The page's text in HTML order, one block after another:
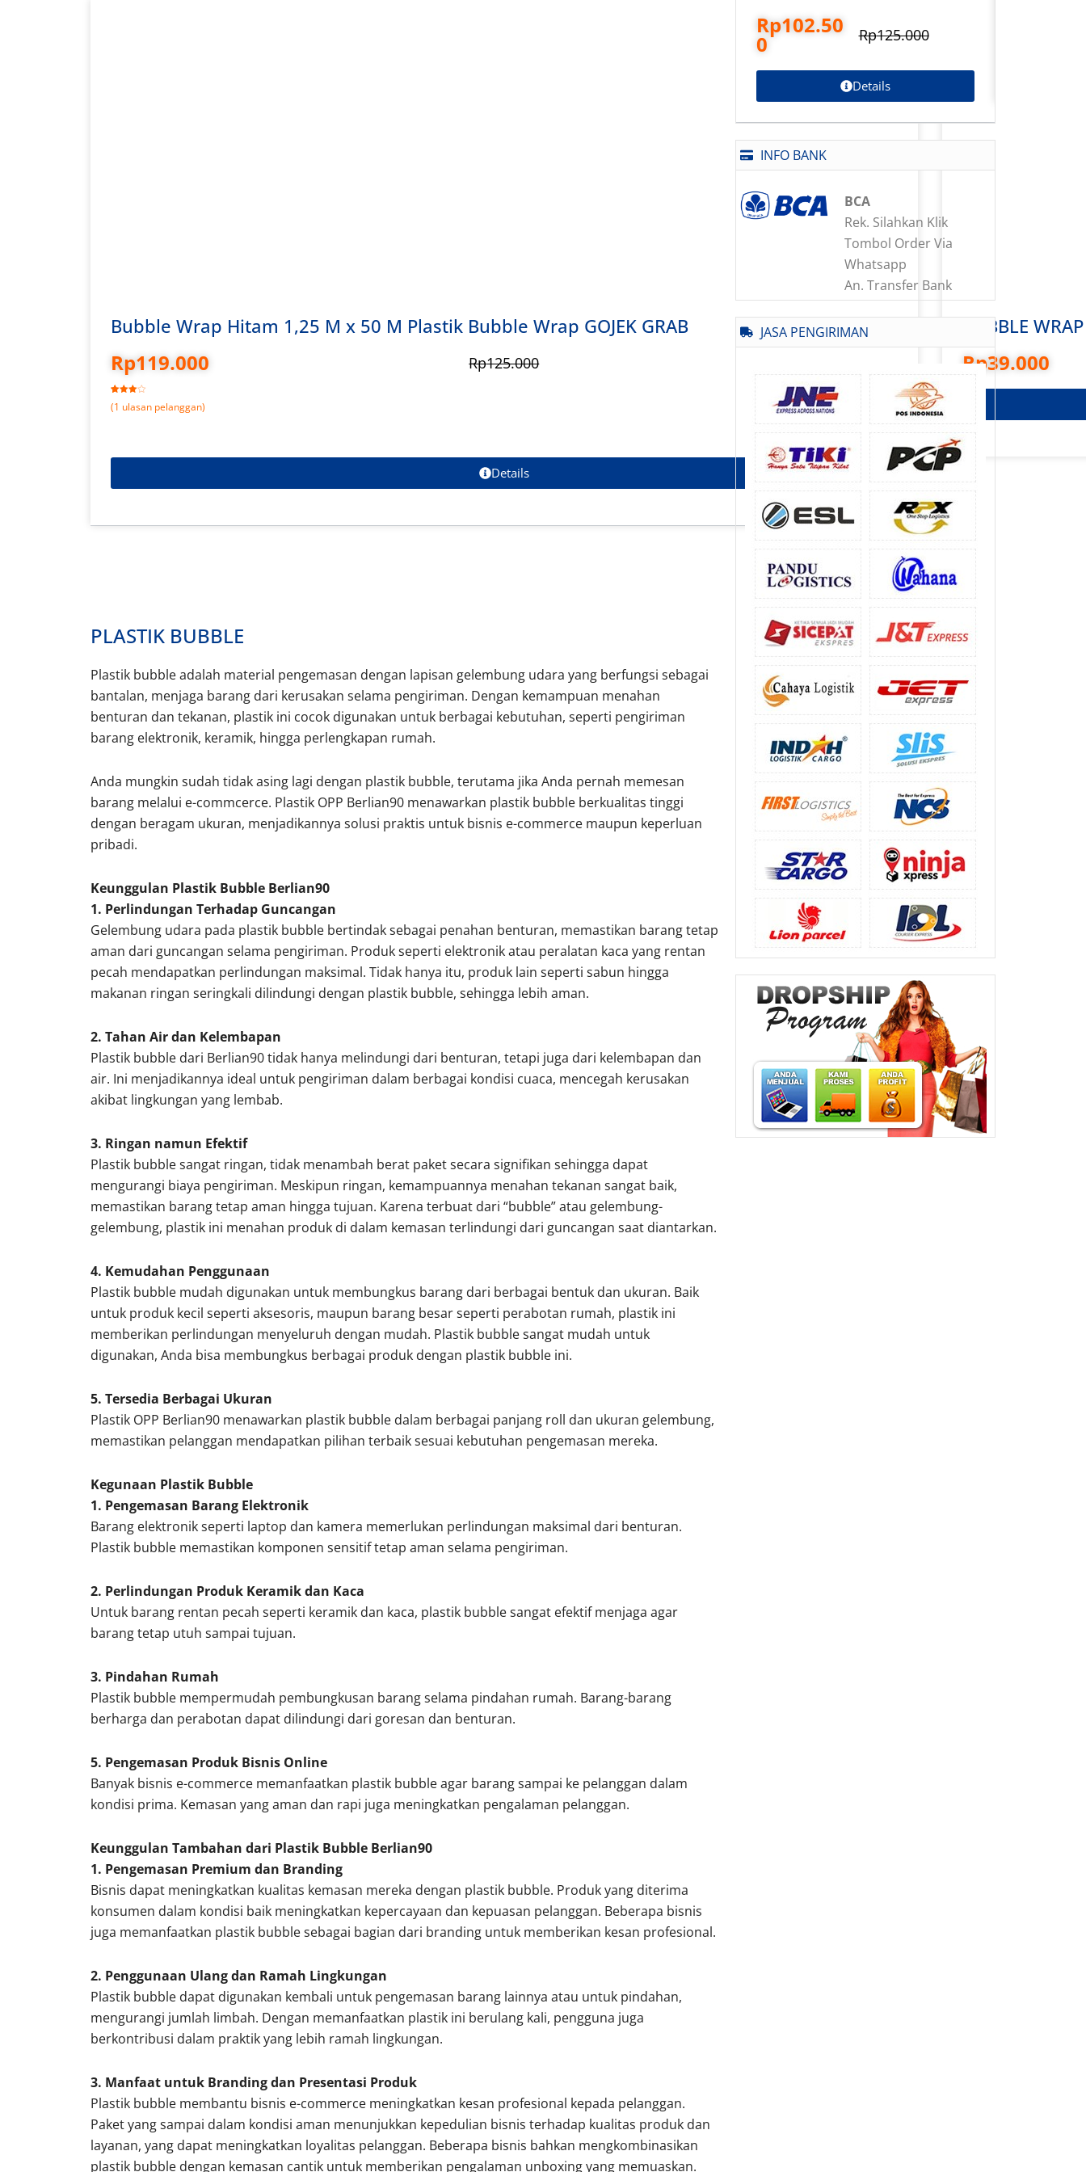
Bubble Wrap Hitam 1,25 M x 50 M Plastik Bubble Wrap GOJEK GRAB
Rp119.000 Rp125.000
4.00dari
(1 ulasan pelanggan)
Details
BUBBLE
Rp39.000
PLASTIK BUBBLE
Plastik bubble adalah material pengemasan dengan lapisan gelembung udara yang berfungsi sebagai
bantalan, menjaga barang dari kerusakan selama pengiriman. Dengan kemampuan menahan
benturan dan tekanan, plastik ini cocok digunakan untuk berbagai kebutuhan, seperti pengiriman
barang elektronik, keramik, hingga perlengkapan rumah.
Anda mungkin sudah tidak asing lagi dengan plastik bubble, terutama jika Anda pernah memesan
barang melalui e-commcerce. Plastik OPP Berlian90 menawarkan plastik bubble berkualitas tinggi
dengan beragam ukuran, menjadikannya solusi praktis untuk bisnis e-commerce maupun keperluan
pribadi.
Keunggulan Plastik Bubble Berlian90
1. Perlindungan Terhadap Guncangan
Gelembung udara pada plastik bubble bertindak sebagai penahan benturan, memastikan barang tetap
aman dari guncangan selama pengiriman. Produk seperti elektronik atau peralatan kaca yang rentan
pecah mendapatkan perlindungan maksimal. Tidak hanya itu, produk lain seperti sabun hingga
makanan ringan seringkali dilindungi dengan plastik bubble, sehingga lebih aman.
2. Tahan Air dan Kelembapan
Plastik bubble dari Berlian90 tidak hanya melindungi dari benturan, tetapi juga dari kelembapan dan
air. Ini menjadikannya ideal untuk pengiriman dalam berbagai kondisi cuaca, mencegah kerusakan
akibat lingkungan yang lembab.
3. Ringan namun Efektif
Plastik bubble sangat ringan, tidak menambah berat paket secara signifikan sehingga dapat
mengurangi biaya pengiriman. Meskipun ringan, kemampuannya menahan tekanan sangat baik,
memastikan barang tetap aman hingga tujuan. Karena terbuat dari “bubble” atau gelembung-
gelembung, plastik ini menahan produk di dalam kemasan terlindungi dari guncangan saat diantarkan.
4. Kemudahan Penggunaan
Plastik bubble mudah digunakan untuk membungkus barang dari berbagai bentuk dan ukuran. Baik
untuk produk kecil seperti aksesoris, maupun barang besar seperti perabotan rumah, plastik ini
memberikan perlindungan menyeluruh dengan mudah. Plastik bubble sangat mudah untuk
digunakan, Anda bisa membungkus berbagai produk dengan plastik bubble ini.
5. Tersedia Berbagai Ukuran
Plastik OPP Berlian90 menawarkan plastik bubble dalam berbagai panjang roll dan ukuran gelembung,
memastikan pelanggan mendapatkan pilihan terbaik sesuai kebutuhan pengemasan mereka.
Kegunaan Plastik Bubble
1. Pengemasan Barang Elektronik
Barang elektronik seperti laptop dan kamera memerlukan perlindungan maksimal dari benturan.
Plastik bubble memastikan komponen sensitif tetap aman selama pengiriman.
2. Perlindungan Produk Keramik dan Kaca
Untuk barang rentan pecah seperti keramik dan kaca, plastik bubble sangat efektif menjaga agar
barang tetap utuh sampai tujuan.
3. Pindahan Rumah
Plastik bubble mempermudah pembungkusan barang selama pindahan rumah. Barang-barang
berharga dan perabotan dapat dilindungi dari goresan dan benturan.
5. Pengemasan Produk Bisnis Online
Banyak bisnis e-commerce memanfaatkan plastik bubble agar barang sampai ke pelanggan dalam
kondisi prima. Kemasan yang aman dan rapi juga meningkatkan pengalaman pelanggan.
Keunggulan Tambahan dari Plastik Bubble Berlian90
1. Pengemasan Premium dan Branding
Bisnis dapat meningkatkan kualitas kemasan mereka dengan plastik bubble. Produk yang diterima
konsumen dalam kondisi baik meningkatkan kepercayaan dan kepuasan pelanggan. Beberapa bisnis
juga memanfaatkan plastik bubble sebagai bagian dari branding untuk memberikan kesan profesional.
2. Penggunaan Ulang dan Ramah Lingkungan
Plastik bubble dapat digunakan kembali untuk pengemasan barang lainnya atau untuk pindahan,
mengurangi jumlah limbah. Dengan memanfaatkan plastik ini berulang kali, pengguna juga
berkontribusi dalam praktik yang lebih ramah lingkungan.
3. Manfaat untuk Branding dan Presentasi Produk
Plastik bubble membantu bisnis e-commerce meningkatkan kesan profesional kepada pelanggan.
Paket yang sampai dalam kondisi aman menunjukkan kepedulian bisnis terhadap kualitas produk dan
layanan, yang dapat meningkatkan loyalitas pelanggan. Beberapa bisnis bahkan mengkombinasikan
plastik bubble dengan kemasan cantik untuk memberikan pengalaman unboxing yang memuaskan.
Rp102.50
0 Rp125.000
Details
INFO BANK
BCA
Rek. Silahkan Klik
Tombol Order Via
Whatsapp
An. Transfer Bank
JASA PENGIRIMAN